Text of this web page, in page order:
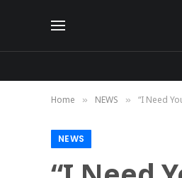
Home » NEWS » “I Need
NEWS